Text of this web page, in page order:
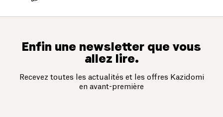
Enfin une newsletter que vous
allez lire.
Recevez toutes les actualités et les offres Kazidomi
en avant-première